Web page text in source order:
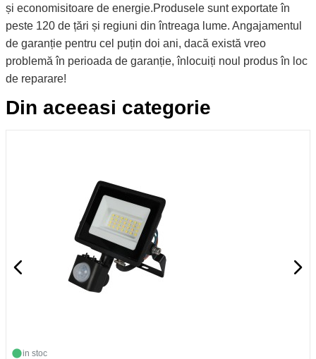
și economisitoare de energie.Produsele sunt exportate în
peste 120 de țări și regiuni din întreaga lume. Angajamentul
de garanție pentru cel puțin doi ani, dacă există vreo
problemă în perioada de garanție, înlocuiți noul produs în loc
de reparare!
Din aceeasi categorie
in stoc